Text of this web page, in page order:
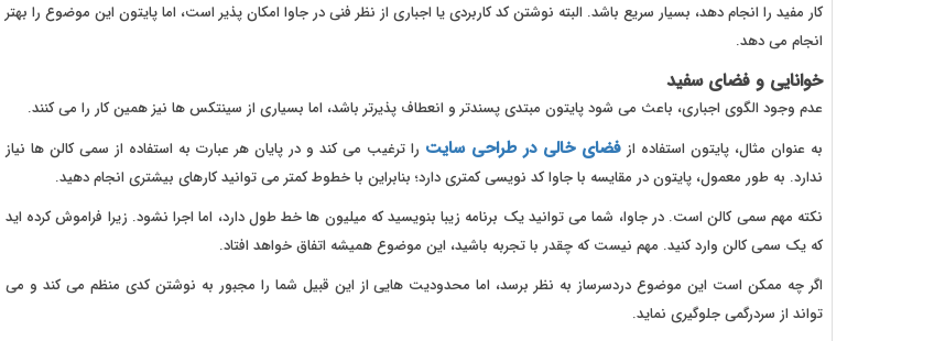
کار مفید را انجام دهد، بسیار سریع باشد. البته نوشتن کد کاربردی یا اجباری از نظر فنی در جاوا امکان پذیر است، اما پایتون این موضوع را بهتر
انجام می دهد.
خوانایی و فضای سفید
عدم وجود الگوی اجباری، باعث می شود پایتون مبتدی پسندتر و انعطاف پذیرتر باشد، اما بسیاری از سینتکس ها نیز همین کار را می کنند.
به عنوان مثال، پایتون استفاده از فضای خالی در طراحی سایت را ترغیب می کند و در پایان هر عبارت به استفاده از سمی کالن ها نیاز
ندارد. به طور معمول، پایتون در مقایسه با جاوا کد نویسی کمتری دارد؛ بنابراین با خطوط کمتر می توانید کارهای بیشتری انجام دهید.
نکته مهم سمی کالن است. در جاوا، شما می توانید یک برنامه زیبا بنویسید که میلیون ها خط طول دارد، اما اجرا نشود. زیرا فراموش کرده اید
که یک سمی کالن وارد کنید. مهم نیست که چقدر با تجربه باشید، این موضوع همیشه اتفاق خواهد افتاد.
اگر چه ممکن است این موضوع دردسرساز به نظر برسد، اما محدودیت هایی از این قبیل شما را مجبور به نوشتن کدی منظم می کند و می
تواند از سردرگمی جلوگیری نماید.